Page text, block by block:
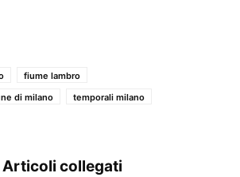
fiume lambro
di milano
temporali milano
Articoli collegati